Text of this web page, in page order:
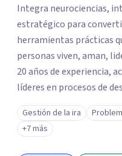
Integra neurociencias,
estratégico para
herramientas prácticas
personas viven, aman, lideran y
20 años de experiencia,
líderes en procesos de
Su trabajo se centra en
relaciones de pareja, la
liderazgo consciente. Su metodología combina
psicología
Gestión de la ira
+7 más